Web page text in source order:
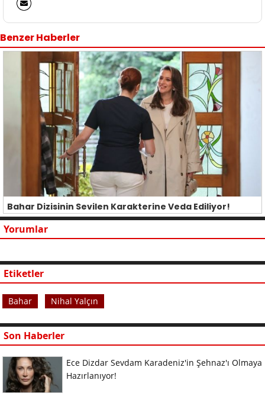
Benzer Haberler
Bahar Dizisinin Sevilen Karakterine Veda Ediliyor!
Yorumlar
Etiketler
Bahar Nihal Yalçın
Son Haberler
Ece Dizdar Sevdam Karadeniz'in Şehnaz'ı Olmaya
Hazırlanıyor!